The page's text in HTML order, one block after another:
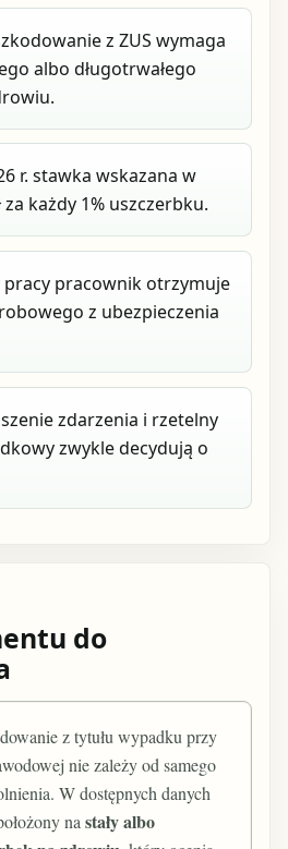
z ZUS wymaga
albo długotrwałego
r. stawka wskazana w
za każdy 1% uszczerbku.
pracy pracownik otrzymuje
z ubezpieczenia
zdarzenia i rzetelny
zwykle decydują o
do
z tytułu wypadku przy
nie zależy od samego
W dostępnych danych
nastały albo